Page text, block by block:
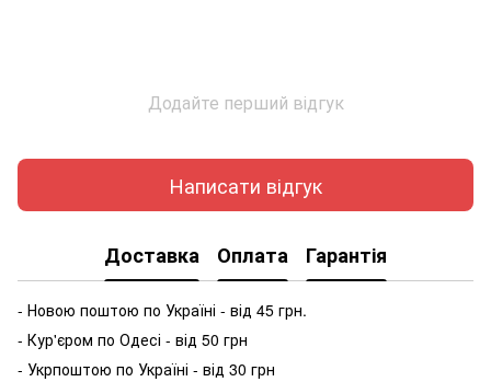
Додайте перший відгук
Написати відгук
Доставка Оплата Гарантія
- Новою поштою по Україні - від 45 грн.
- Кур'єром по Одесі - від 50 грн
- Укрпоштою по Україні - від 30 грн